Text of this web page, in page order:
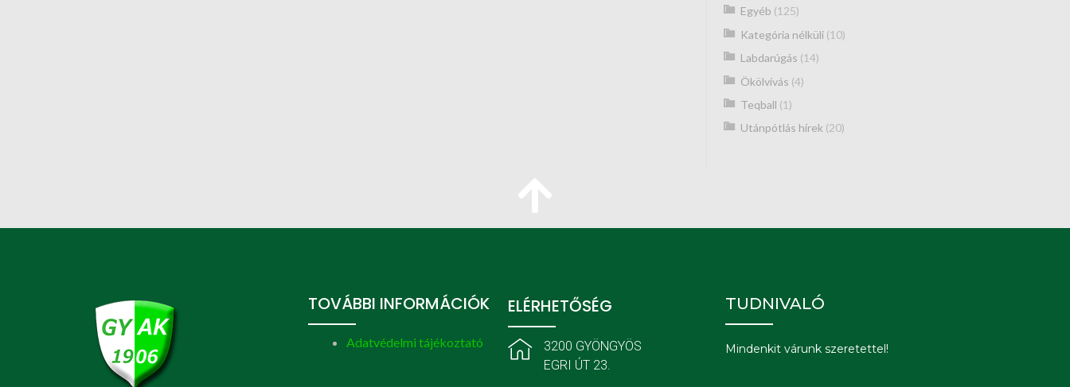
Egyéb (125)
Kategória nélküli(10)
Labdarúgás (14)
Ökölvívás (4)
Teqball (1)
Utánpótlás hírek (20)
TOVÁBBI INFORMÁCIÓK
Adatvédelmi tájékoztató
ELÉRHETŐSÉG
3200 GYÖNGYÖS
EGRI ÚT 23.
TUDNIVALÓ
Mindenkit várunk szeretettel!